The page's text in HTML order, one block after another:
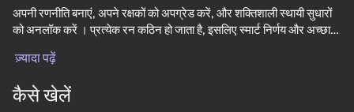
Cookie Clicker
अपनी रणनीति बनाएं, अपने रक्षकों को अपग्रेड करें, और शक्तिशाली स्थायी सुधारों
को अनलॉक करें । प्रत्येक रन कठिन हो जाता है, इसलिए स्मार्ट निर्णय और अच्छा
ज़्यादा पढ़ें
कैसे खेलें